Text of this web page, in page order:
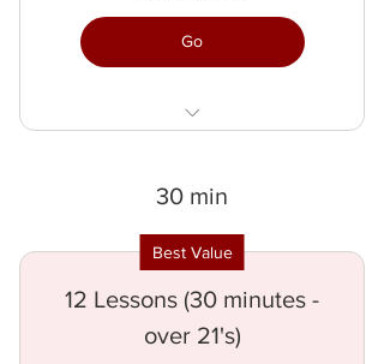
Go
30 min
Best Value
12 Lessons (30 minutes -
over 21's)